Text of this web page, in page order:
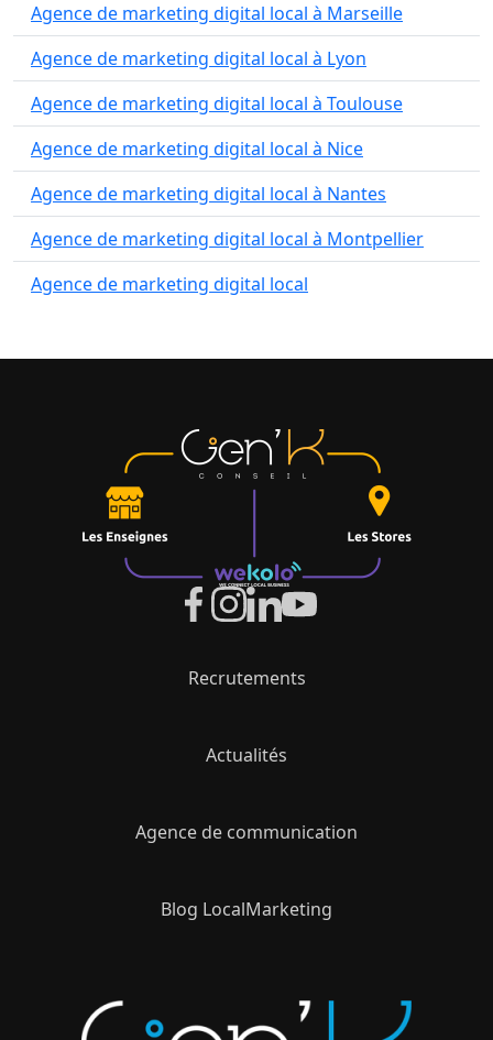
Agence de marketing digital local à Marseille
Agence de marketing digital local à Lyon
Agence de marketing digital local à Toulouse
Agence de marketing digital local à Nice
Agence de marketing digital local à Nantes
Agence de marketing digital local à Montpellier
Agence de marketing digital local
Recrutements
Actualités
Agence de communication
Blog LocalMarketing